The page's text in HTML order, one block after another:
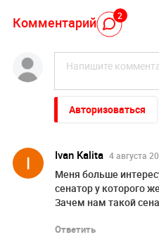
Комментарий 2
Авторизоваться
Ivan Kalita 4 августа
Меня больше
сенатор у которого
Зачем нам такой
Ответить